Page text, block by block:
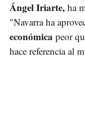
Ángel Iriarte, ha
"Navarra ha
económica peor
hace referencia al